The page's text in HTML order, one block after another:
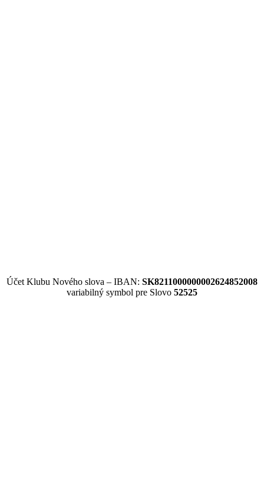
Účet Klubu Nového slova – IBAN: SK8211000000002624852008
variabilný symbol pre Slovo 52525